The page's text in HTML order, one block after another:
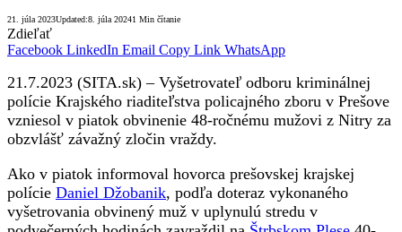
21. júla 2023Updated:8. júla 20241 Min čítanie
Zdieľať
Facebook LinkedIn Email Copy Link WhatsApp
21.7.2023 (SITA.sk) – Vyšetrovateľ odboru kriminálnej
polície Krajského riaditeľstva policajného zboru v Prešove
vzniesol v piatok obvinenie 48-ročnému mužovi z Nitry za
obzvlášť závažný zločin vraždy.
Ako v piatok informoval hovorca prešovskej krajskej
polície Daniel Džobanik, podľa doteraz vykonaného
vyšetrovania obvinený muž v uplynulú stredu v